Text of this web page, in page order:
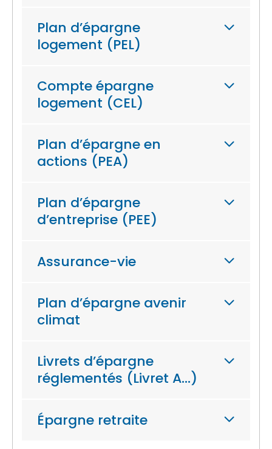
Plan d’épargne
logement (PEL)
Compte épargne
logement (CEL)
Plan d’épargne en
actions (PEA)
Plan d’épargne
d’entreprise (PEE)
Assurance-vie
Plan d’épargne avenir
climat
Livrets d’épargne
réglementés (Livret A…)
Épargne retraite